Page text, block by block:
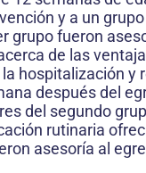
y a un
grupo fueron
de las
hospitalización y
después del
del segundo
rutinaria
asesoría al